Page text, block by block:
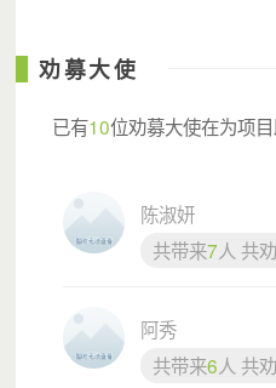
子们讲故事。有一天来了一
的眼睛一刻都没有离开过她
劝募大使
已有10位劝募大使在为项
陈淑妍
共带来7人 共
阿秀
共带来6人 共